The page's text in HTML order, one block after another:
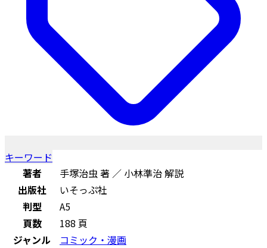
キーワード
著者
手塚治虫 著 ／ 小林準治 解説
出版社
いそっぷ社
判型
A5
頁数
188 頁
ジャンル
コミック・漫画